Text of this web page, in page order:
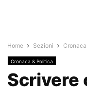
Home Sezioni
Cronaca & Politica
Scrivere